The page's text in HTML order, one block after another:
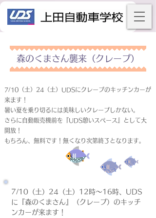
森のくまさん襲来（クレープ）
7/10（土）24（土）UDSにクレープのキッチンカーが
来ます！
暑い夏を乗り切るには美味しいクレープしかない。
さらに自動販売機前を『UDS憩いスペース』として大
開放！
もちろん、無料です！無くなり次第終了となります。
7/10（土）24（土）12時～16時、UDS
に『森のくまさん』（クレープ）のキッチ
ンカーが来ます！